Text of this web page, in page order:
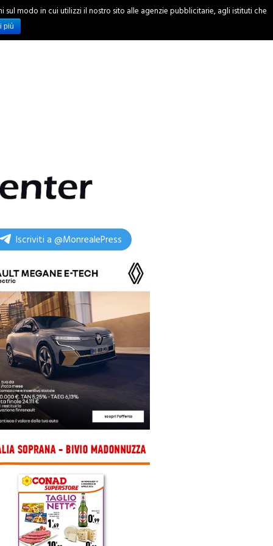
INCHIESTE
Iscriviti a @MonrealePress
modo in cui utilizzi il nostro sito alle agenzie pubblicitarie, agli istituti che
più